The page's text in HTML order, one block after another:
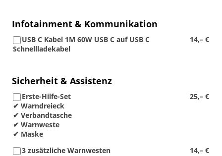
Infotainment & Kommunikation
14,– €
USB C Kabel 1M 60W USB C auf USB C
Schnellladekabel
Sicherheit & Assistenz
25,– €
Erste-Hilfe-Set
✔ Warndreieck
✔ Verbandtasche
✔ Warnweste
✔ Maske
14,– €
3 zusätzliche Warnwesten